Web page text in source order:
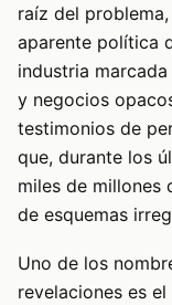
raíz del
aparente política
industria
y negocios
testimonios de
que, durante los
miles de millones
de esquemas
Uno de los
revelaciones es